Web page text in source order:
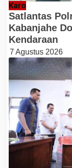
Karo
Satlantas
Kabanjahe
Kendaraan
7 Agustus 2026